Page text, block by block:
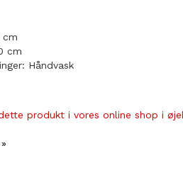
cm
cm
Håndvask
produkt i vores online shop i